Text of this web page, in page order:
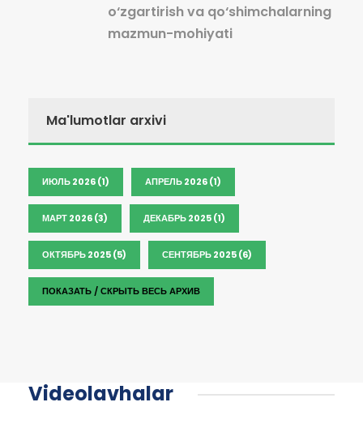
o‘zgartirish va qo‘shimchalarning
mazmun-mohiyati
Ma'lumotlar arxivi
ИЮЛЬ 2026 (1) АПРЕЛЬ 2026 (1)
МАРТ 2026 (3) ДЕКАБРЬ 2025 (1)
ОКТЯБРЬ 2025 (5) СЕНТЯБРЬ 2025 (6)
ПОКАЗАТЬ / СКРЫТЬ ВЕСЬ АРХИВ
Videolavhalar